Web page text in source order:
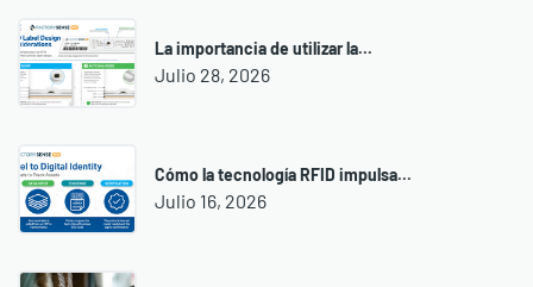
La importancia de utilizar la...
Julio 28, 2026
Cómo la tecnología RFID impulsa...
Julio 16, 2026